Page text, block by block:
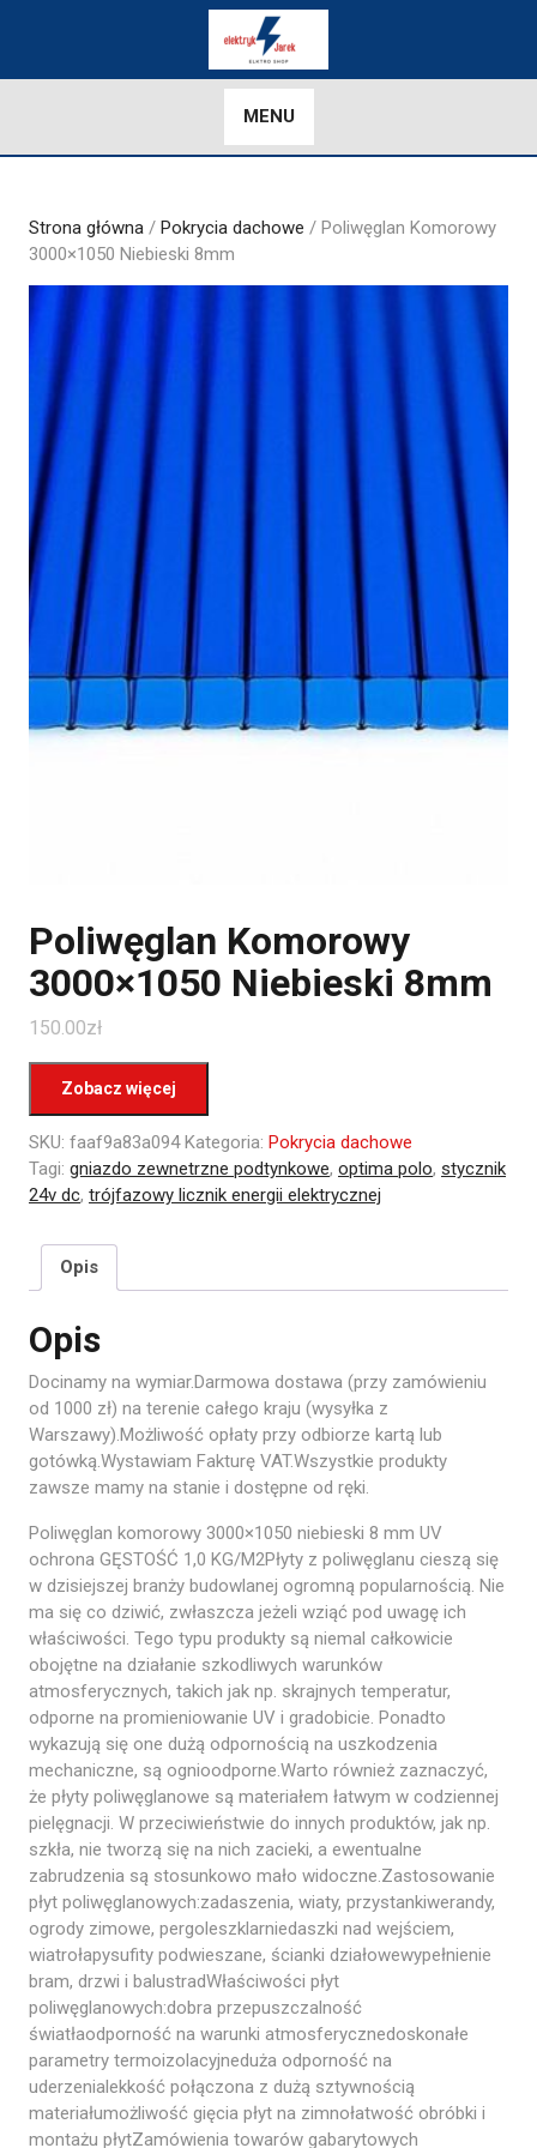
MENU
Strona główna / Pokrycia dachowe / Poliwęglan Komorowy
3000×1050 Niebieski 8mm
Poliwęglan Komorowy
3000×1050 Niebieski 8mm
150.00zł
Zobacz więcej
SKU: faaf9a83a094 Kategoria: Pokrycia dachowe
Tagi: gniazdo zewnetrzne podtynkowe, optima polo, stycznik
24v dc, trójfazowy licznik energii elektrycznej
Opis
Opis
Docinamy na wymiar.Darmowa dostawa (przy zamówieniu
od 1000 zł) na terenie całego kraju (wysyłka z
Warszawy).Możliwość opłaty przy odbiorze kartą lub
gotówką.Wystawiam Fakturę VAT.Wszystkie produkty
zawsze mamy na stanie i dostępne od ręki.
Poliwęglan komorowy 3000×1050 niebieski 8 mm UV
ochrona GĘSTOŚĆ 1,0 KG/M2Płyty z poliwęglanu cieszą się
w dzisiejszej branży budowlanej ogromną popularnością. Nie
ma się co dziwić, zwłaszcza jeżeli wziąć pod uwagę ich
właściwości. Tego typu produkty są niemal całkowicie
obojętne na działanie szkodliwych warunków
atmosferycznych, takich jak np. skrajnych temperatur,
odporne na promieniowanie UV i gradobicie. Ponadto
wykazują się one dużą odpornością na uszkodzenia
mechaniczne, są ognioodporne.Warto również zaznaczyć,
że płyty poliwęglanowe są materiałem łatwym w codziennej
pielęgnacji. W przeciwieństwie do innych produktów, jak np.
szkła, nie tworzą się na nich zacieki, a ewentualne
zabrudzenia są stosunkowo mało widoczne.Zastosowanie
płyt poliwęglanowych:zadaszenia, wiaty, przystankiwerandy,
ogrody zimowe, pergoleszklarniedaszki nad wejściem,
wiatrołapysufity podwieszane, ścianki działowewypełnienie
bram, drzwi i balustradWłaściwości płyt
poliwęglanowych:dobra przepuszczalność
światłaodporność na warunki atmosferycznedoskonałe
parametry termoizolacyjneduża odporność na
uderzenialekkość połączona z dużą sztywnością
materiałumożliwość gięcia płyt na zimnołatwość obróbki i
montażu płytZamówienia towarów gabarytowych